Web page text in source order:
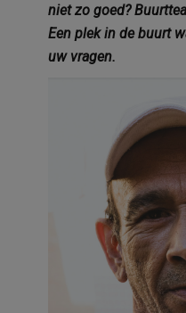
niet zo goed?
Een plek in de buurt
uw vragen.